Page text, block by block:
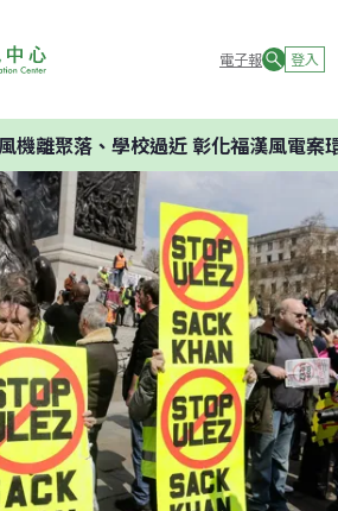
電子報 登入
聚落、學校過近 彰化福漢風電案環委